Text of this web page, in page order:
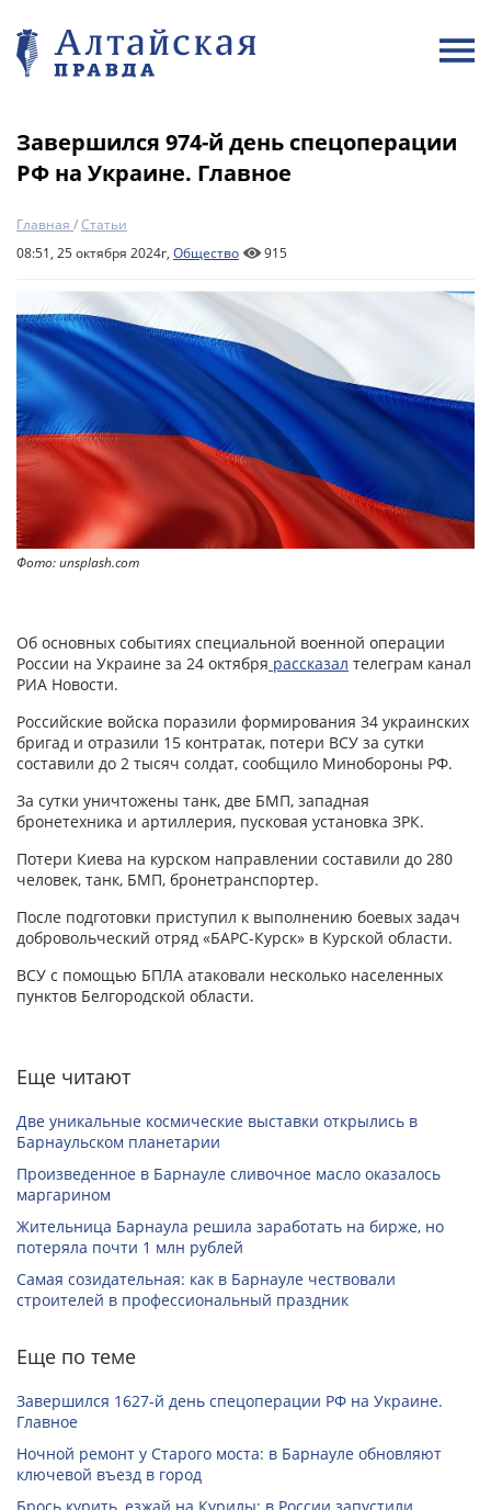
Завершился 974-й день спецоперации
РФ на Украине. Главное
Главная /Статьи
08:51, 25 октября 2024г, Общество 915
Фото: unsplash.com
Об основных событиях специальной военной операции
России на Украине за 24 октября рассказал телеграм канал
РИА Новости.
Российские войска поразили формирования 34 украинских
бригад и отразили 15 контратак, потери ВСУ за сутки
составили до 2 тысяч солдат, сообщило Минобороны РФ.
За сутки уничтожены танк, две БМП, западная
бронетехника и артиллерия, пусковая установка ЗРК.
Потери Киева на курском направлении составили до 280
человек, танк, БМП, бронетранспортер.
После подготовки приступил к выполнению боевых задач
добровольческий отряд «БАРС-Курск» в Курской области.
ВСУ с помощью БПЛА атаковали несколько населенных
пунктов Белгородской области.
Еще читают
Две уникальные космические выставки открылись в
Барнаульском планетарии
Произведенное в Барнауле сливочное масло оказалось
маргарином
Жительница Барнаула решила заработать на бирже, но
потеряла почти 1 млн рублей
Самая созидательная: как в Барнауле чествовали
строителей в профессиональный праздник
Еще по теме
Завершился 1627-й день спецоперации РФ на Украине.
Главное
Ночной ремонт у Старого моста: в Барнауле обновляют
ключевой въезд в город